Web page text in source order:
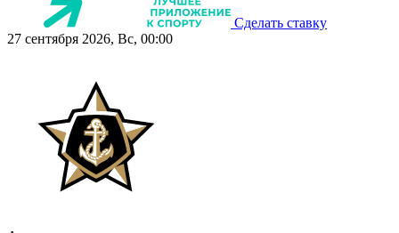
Сделать ставку
27 сентября 2026, Вс, 00:00